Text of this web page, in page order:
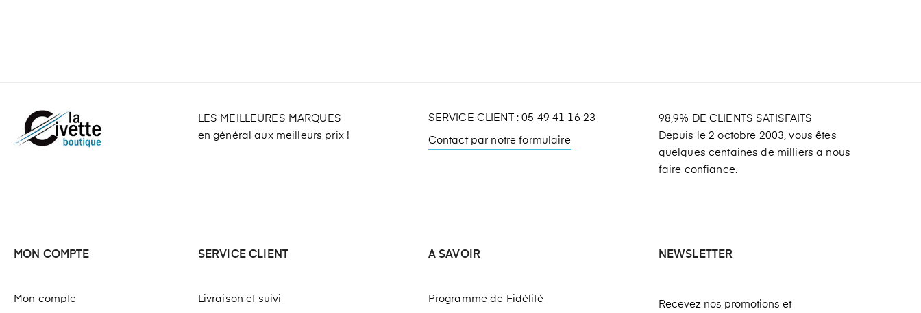
LES MEILLEURES MARQUES
en général aux meilleurs prix !
SERVICE CLIENT : 05 49 41 16 23
Contact par notre formulaire
98,9% DE CLIENTS SATISFAITS
Depuis le 2 octobre 2003, vous êtes
quelques centaines de milliers a nous
faire confiance.
MON COMPTE
Mon compte
SERVICE CLIENT
Livraison et suivi
A SAVOIR
Programme de Fidélité
NEWSLETTER
Recevez nos promotions et